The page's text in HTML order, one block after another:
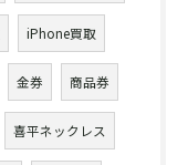
iPhone買取
金券 商品券
喜平ネックレス